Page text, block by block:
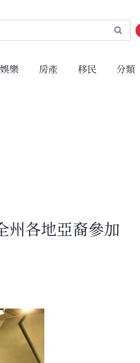
娛樂 房產 移民 分類
州各地亞裔參加